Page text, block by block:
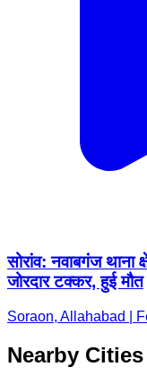
सोरांव: नवाबगंज थाना
जोरदार टक्कर, हुई मौत
Soraon, Allahabad |
Nearby Cities